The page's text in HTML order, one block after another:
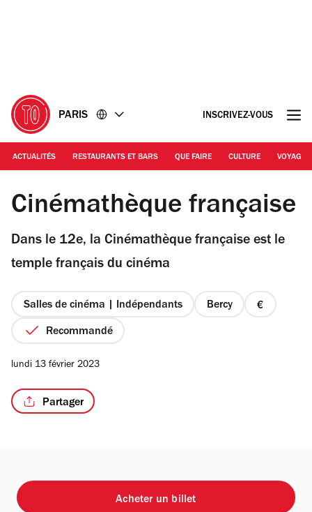
PARIS INSCRIVEZ-VOUS
ACTUALITÉS RESTAURANTS ET BARS QUE FAIRE CULTURE VOYAGE
© Stéphane Dabrowski | Exposition Espions
Cinémathèque française
Dans le 12e, la Cinémathèque française est le
temple français du cinéma
Salles de cinéma | Indépendants Bercy
prix
Recommandé
lundi 13 février 2023
Partager
Acheter un billet